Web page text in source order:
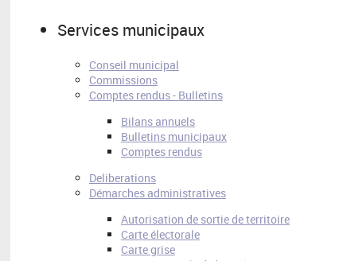
Services municipaux
Conseil municipal
Commissions
Comptes rendus - Bulletins
Bilans annuels
Bulletins municipaux
Comptes rendus
Deliberations
Démarches administratives
Autorisation de sortie de territoire
Carte électorale
Carte grise